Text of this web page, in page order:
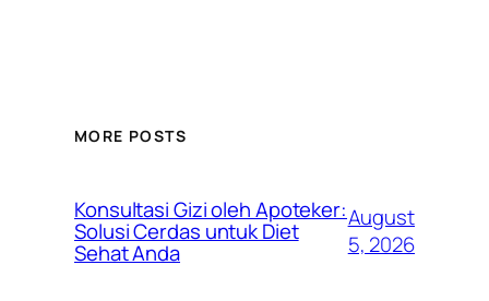
MORE POSTS
Konsultasi Gizi oleh Apoteker:
Solusi Cerdas untuk Diet
Sehat Anda
August
5, 2026